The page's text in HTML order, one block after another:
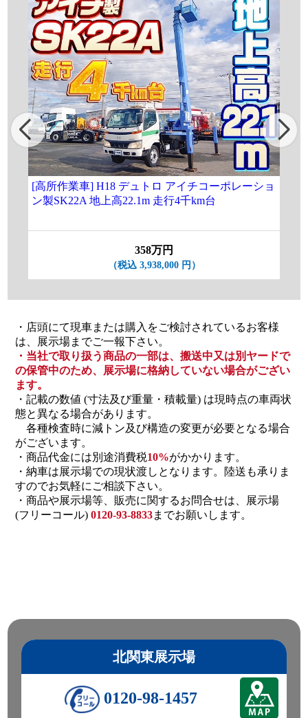
[高所作業車] H18 デュトロ アイチコーポレーショ
ン製SK22A 地上高22.1m 走行4千km台
358万円
（税込 3,938,000 円）
・店頭にて現車または購入をご検討されているお客様
は、展示場までご一報下さい。
・当社で取り扱う商品の一部は、搬送中又は別ヤードで
の保管中のため、展示場に格納していない場合がござい
ます。
・記載の数値 (寸法及び重量・積載量) は現時点の車両状
態と異なる場合があります。
各種検査時に減トン及び構造の変更が必要となる場合
がございます。
・商品代金には別途消費税10%がかかります。
・納車は展示場での現状渡しとなります。陸送も承りま
すのでお気軽にご相談下さい。
・商品や展示場等、販売に関するお問合せは、展示場
(フリーコール) 0120-93-8833までお願いします。
北関東展示場
0120-98-1457